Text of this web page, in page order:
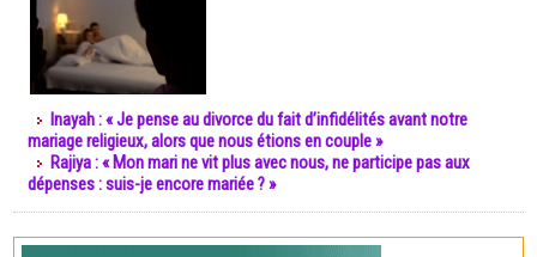
Inayah : « Je pense au divorce du fait d’infidélités avant notre
mariage religieux, alors que nous étions en couple »
Rajiya : « Mon mari ne vit plus avec nous, ne participe pas aux
dépenses : suis-je encore mariée ? »